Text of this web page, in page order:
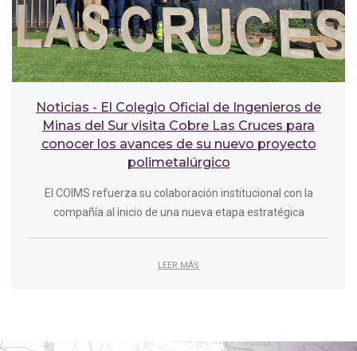
Noticias - El Colegio Oficial de Ingenieros de
Minas del Sur visita Cobre Las Cruces para
conocer los avances de su nuevo proyecto
polimetalúrgico
El COIMS refuerza su colaboración institucional con la
compañía al inicio de una nueva etapa estratégica
LEER MÁS